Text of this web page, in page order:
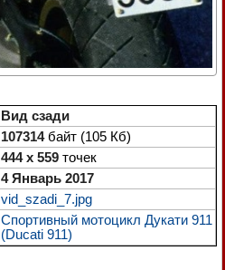
Вид сзади
107314байт (105 Кб)
444 x 559 точек
4 Январь 2017
vid_szadi_7.jpg
Спортивный мотоцикл Дукати 911
(Ducati 911)